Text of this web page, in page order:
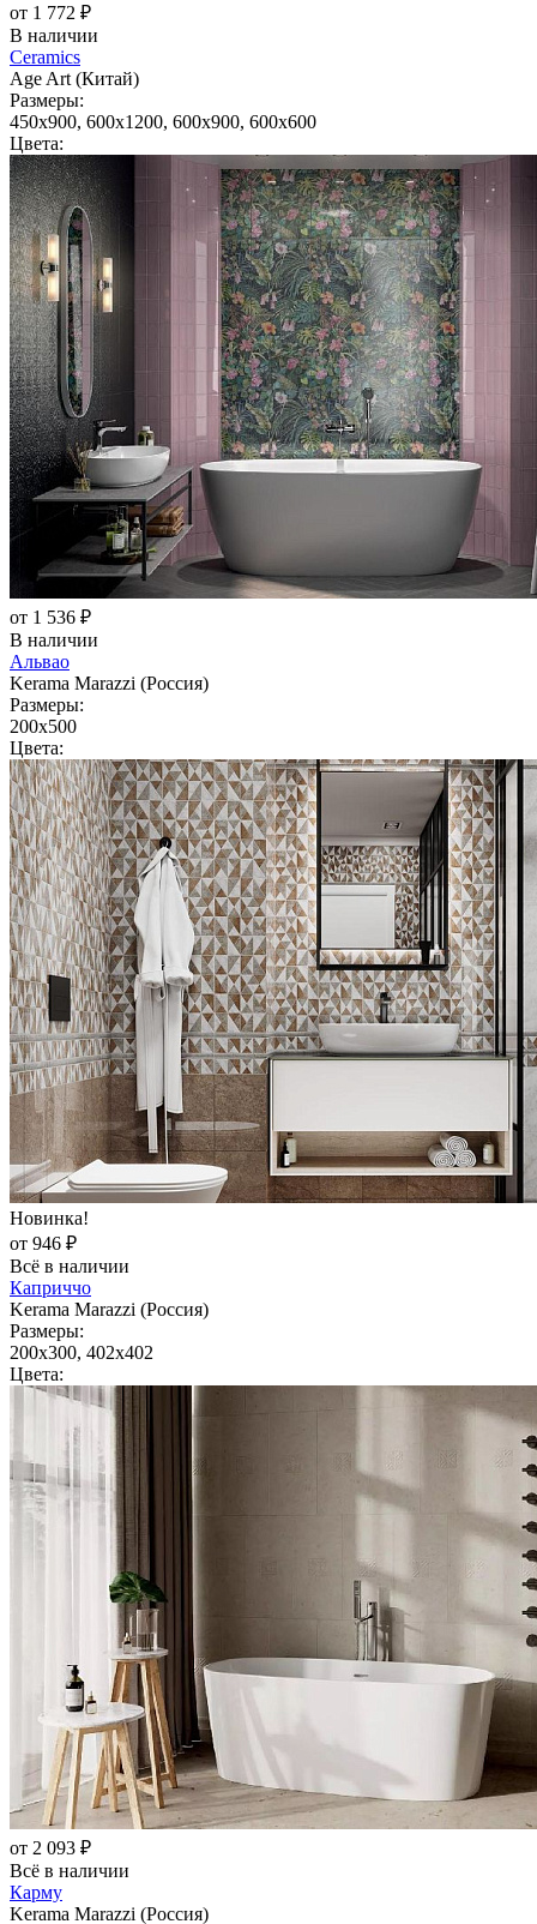
от 1 772 ₽
В наличии
Ceramics
Age Art (Китай)
Размеры:
450x900, 600x1200, 600x900, 600x600
Цвета:
от 1 536 ₽
В наличии
Альвао
Kerama Marazzi (Россия)
Размеры:
200x500
Цвета:
Новинка!
от 946 ₽
Всё в наличии
Каприччо
Kerama Marazzi (Россия)
Размеры:
200x300, 402x402
Цвета:
от 2 093 ₽
Всё в наличии
Карму
Kerama Marazzi (Россия)